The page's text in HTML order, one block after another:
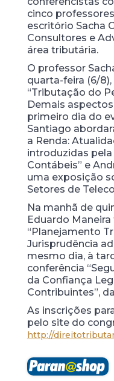
cinco
escritório Sacha
Consultores e
área tributária.
O professor
quarta-feira (6/8),
“Tributação do
Demais
primeiro dia do
Santiago
a Renda:
introduzidas
Contábeis” e
uma exposição
Setores de
Na manhã de
Eduardo
“Planejamento
Jurisprudência
mesmo dia, à
conferência
da Confiança
Contribuintes”,
As inscrições
pelo site do
http://